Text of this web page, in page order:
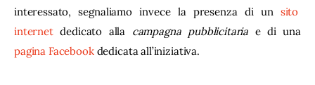
interessato, segnaliamo invece la presenza di un sito
internet dedicato alla campagna pubblicitaria e di una
pagina Facebook dedicata all’iniziativa.